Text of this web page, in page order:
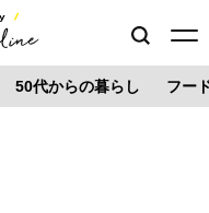
50代からの暮らし フー